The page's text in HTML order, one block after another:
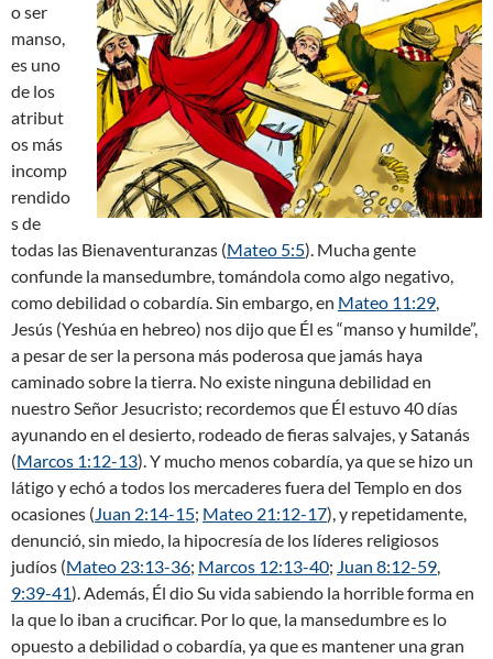
o ser
manso,
es uno
de los
atribut
os más
incomp
rendido
s de
todas las Bienaventuranzas (Mateo 5:5). Mucha gente
confunde la mansedumbre, tomándola como algo negativo,
como debilidad o cobardía. Sin embargo, en Mateo 11:29,
Jesús (Yeshúa en hebreo) nos dijo que Él es “manso y humilde”,
a pesar de ser la persona más poderosa que jamás haya
caminado sobre la tierra. No existe ninguna debilidad en
nuestro Señor Jesucristo; recordemos que Él estuvo 40 días
ayunando en el desierto, rodeado de fieras salvajes, y Satanás
(Marcos 1:12-13). Y mucho menos cobardía, ya que se hizo un
látigo y echó a todos los mercaderes fuera del Templo en dos
ocasiones (Juan 2:14-15; Mateo 21:12-17), y repetidamente,
denunció, sin miedo, la hipocresía de los líderes religiosos
judíos (Mateo 23:13-36; Marcos 12:13-40; Juan 8:12-59,
9:39-41). Además, Él dio Su vida sabiendo la horrible forma en
la que lo iban a crucificar. Por lo que, la mansedumbre es lo
opuesto a debilidad o cobardía, ya que es mantener una gran